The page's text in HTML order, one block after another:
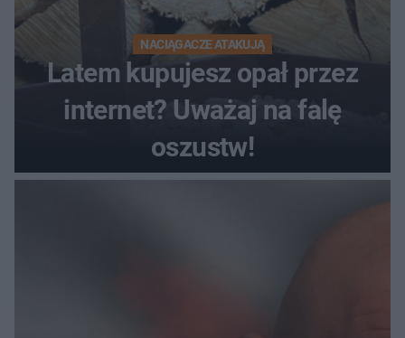
NACIĄGACZE ATAKUJĄ
Latem kupujesz opał przez
internet? Uważaj na falę
oszustw!